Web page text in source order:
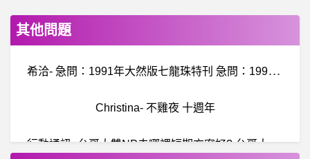
其他問題
希
洽- 急問：1991年大然版七龍珠特刊 急問：1991年大然版七龍珠特刊
Christina- 不雞夜 十週年
行
動通訊- 台哥大雙NP去哪裡短期方案好? 台哥大雙NP去哪裡短期方案好?